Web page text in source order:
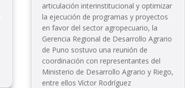
articulación interinstitucional y optimizar
la ejecución de programas y proyectos
en favor del sector agropecuario, la
Gerencia Regional de Desarrollo Agrario
de Puno sostuvo una reunión de
coordinación con representantes del
Ministerio de Desarrollo Agrario y Riego,
entre ellos Víctor Rodríguez